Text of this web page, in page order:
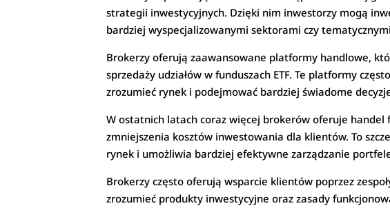
strategii inwestycyjnych. Dzięki nim inwestorzy mogą
bardziej wyspecjalizowanymi sektorami czy
Brokerzy oferują zaawansowane platformy handlowe,
sprzedaży udziałów w funduszach ETF. Te platformy
zrozumieć rynek i podejmować bardziej świadome
W ostatnich latach coraz więcej brokerów oferuje handel
zmniejszenia kosztów inwestowania dla klientów. To
rynek i umożliwia bardziej efektywne zarządzanie
Brokerzy często oferują wsparcie klientów poprzez
zrozumieć produkty inwestycyjne oraz zasady